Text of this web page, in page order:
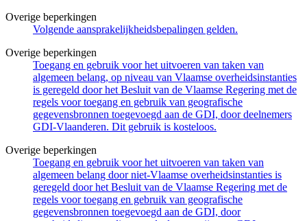
Overige beperkingen
Volgende aansprakelijkheidsbepalingen gelden.
Overige beperkingen
Toegang en gebruik voor het uitvoeren van taken van
algemeen belang, op niveau van Vlaamse overheidsinstanties
is geregeld door het Besluit van de Vlaamse Regering met de
regels voor toegang en gebruik van geografische
gegevensbronnen toegevoegd aan de GDI, door deelnemers
GDI-Vlaanderen. Dit gebruik is kosteloos.
Overige beperkingen
Toegang en gebruik voor het uitvoeren van taken van
algemeen belang door niet-Vlaamse overheidsinstanties is
geregeld door het Besluit van de Vlaamse Regering met de
regels voor toegang en gebruik van geografische
gegevensbronnen toegevoegd aan de GDI, door